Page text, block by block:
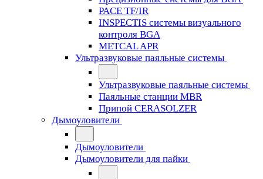
PACE TF/IR
INSPECTIS системы визуального
контроля BGA
METCAL APR
Ультразвуковые паяльные системы
Ультразвуковые паяльные системы
Паяльные станции MBR
Припой CERASOLZER
Дымоуловители
Дымоуловители
Дымоуловители для пайки